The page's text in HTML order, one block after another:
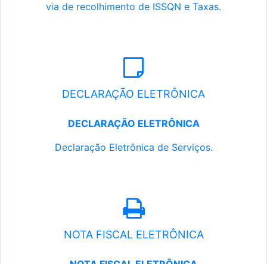
via de recolhimento de ISSQN e Taxas.
DECLARAÇÃO ELETRÔNICA
DECLARAÇÃO ELETRÔNICA
Declaração Eletrônica de Serviços.
NOTA FISCAL ELETRÔNICA